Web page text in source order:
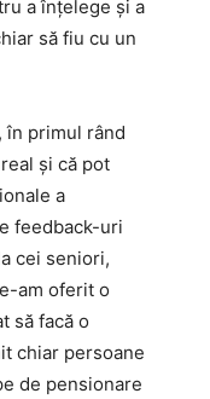
a înțelege și a
să fiu cu un
în primul rând
și că pot
a
feedback-uri
cei seniori,
am oferit o
să facă o
chiar persoane
de pensionare